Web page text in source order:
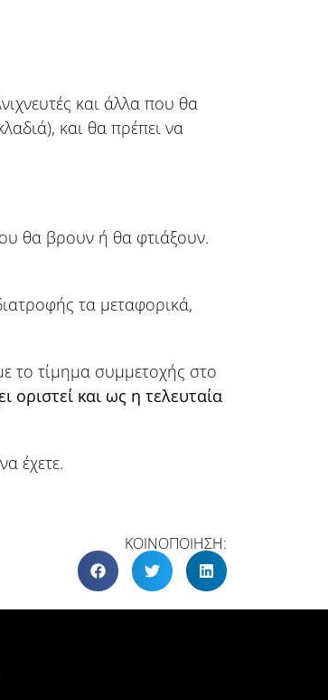
και άλλα που θα
και θα πρέπει να
θα βρουν ή θα φτιάξουν.
τα μεταφορικά,
το τίμημα συμμετοχής στο
και ως η τελευταία
έχετε.
ΚΟΙΝΟΠΟΙΗΣΗ: